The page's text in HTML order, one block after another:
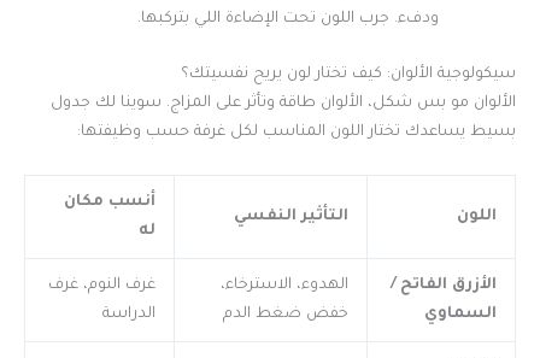
ودفء. جرب اللون تحت الإضاءة اللي بتركبها.
سيكولوجية الألوان: كيف تختار لون يريح نفسيتك؟
الألوان مو بس شكل، الألوان طاقة وتأثر على المزاج. سوينا لك جدول
بسيط يساعدك تختار اللون المناسب لكل غرفة حسب وظيفتها:
اللون التأثير النفسي
أنسب مكان
له
الأزرق الفاتح /
السماوي
الهدوء، الاسترخاء،
خفض ضغط الدم
غرف النوم، غرف
الدراسة